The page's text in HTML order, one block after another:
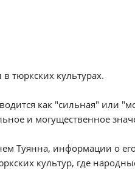
тюркских культурах.
как "сильная" или
и могущественное
Туянна, информации о его
культур, где